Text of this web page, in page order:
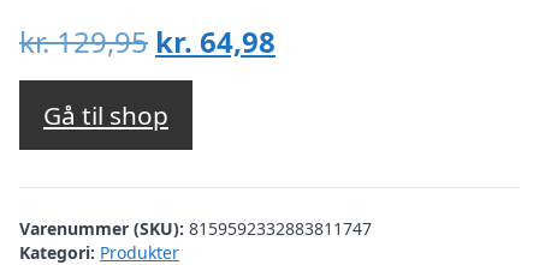
kr.129,95 Den
oprindelige
pris
var:
kr. 129,95.
kr. 64,98
kr. 64,98.
Gå til shop
Varenummer (SKU): 8159592332883811747
Kategori: Produkter